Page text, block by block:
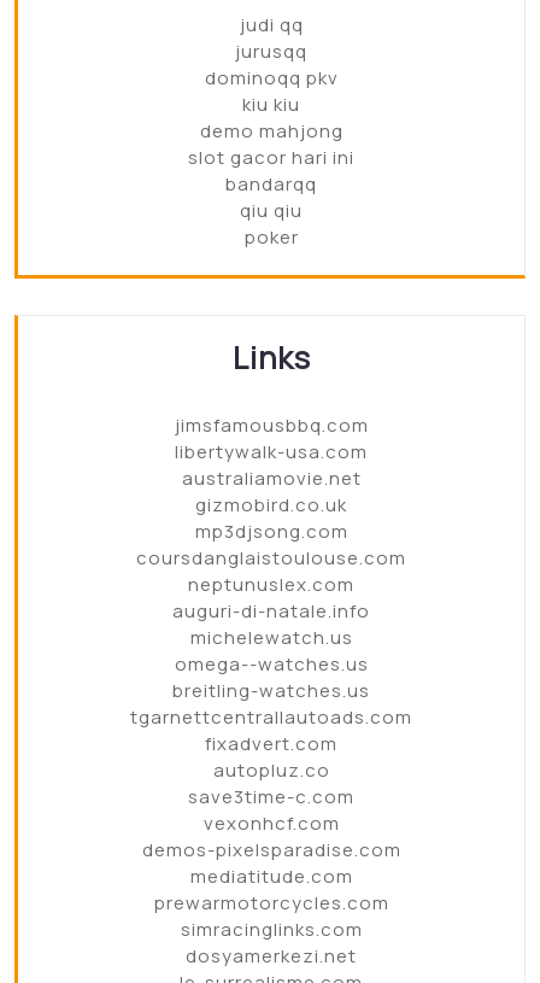
judi qq
jurusqq
dominoqq pkv
kiu kiu
demo mahjong
slot gacor hari ini
bandarqq
qiu qiu
poker
Links
jimsfamousbbq.com
libertywalk-usa.com
australiamovie.net
gizmobird.co.uk
mp3djsong.com
coursdanglaistoulouse.com
neptunuslex.com
auguri-di-natale.info
michelewatch.us
omega--watches.us
breitling-watches.us
tgarnettcentrallautoads.com
fixadvert.com
autopluz.co
save3time-c.com
vexonhcf.com
demos-pixelsparadise.com
mediatitude.com
prewarmotorcycles.com
simracinglinks.com
dosyamerkezi.net